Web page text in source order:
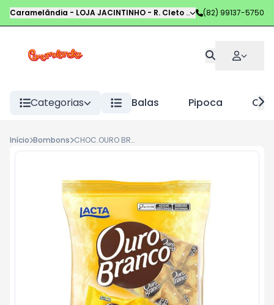
Caramelândia - LOJA JACINTINHO - R. Cleto Campelo,Maceió-AL
(82) 99137-5750
Categorias Balas Pipoca
Início Bombons CHOC.OURO BRANCO LACTA PCT 1KG